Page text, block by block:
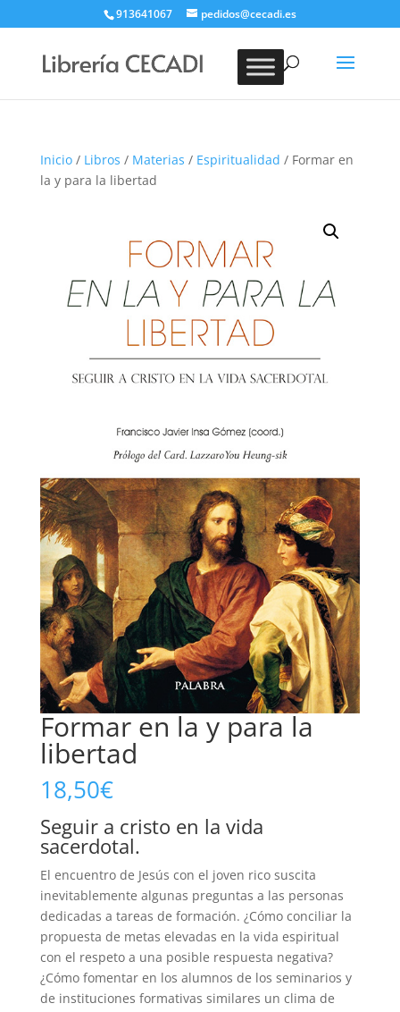
913641067 pedidos@cecadi.es
BUSCAR
Inicio/ Libros / Materias / Espiritualidad / Formar en
la y para la libertad
Formar en la y para la
libertad
18,50€
Seguir a cristo en la vida
sacerdotal.
El encuentro de Jesús con el joven rico suscita
inevitablemente algunas preguntas a las personas
dedicadas a tareas de formación. ¿Cómo conciliar la
propuesta de metas elevadas en la vida espiritual
con el respeto a una posible respuesta negativa?
¿Cómo fomentar en los alumnos de los seminarios y
de instituciones formativas similares un clima de